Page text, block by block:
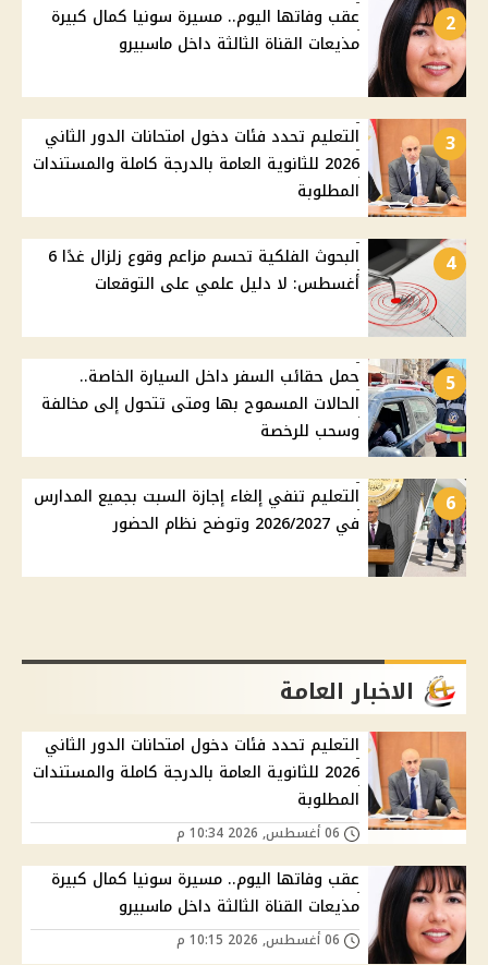
2
عقب وفاتها اليوم.. مسيرة سونيا كمال كبيرة
مذيعات القناة الثالثة داخل ماسبيرو
3
التعليم تحدد فئات دخول امتحانات الدور الثاني
2026 للثانوية العامة بالدرجة كاملة والمستندات
المطلوبة
4
البحوث الفلكية تحسم مزاعم وقوع زلزال غدًا 6
أغسطس: لا دليل علمي على التوقعات
5
حمل حقائب السفر داخل السيارة الخاصة..
الحالات المسموح بها ومتى تتحول إلى مخالفة
وسحب للرخصة
6
التعليم تنفي إلغاء إجازة السبت بجميع المدارس
في 2026/2027 وتوضح نظام الحضور
الاخبار العامة
التعليم تحدد فئات دخول امتحانات الدور الثاني
2026 للثانوية العامة بالدرجة كاملة والمستندات
المطلوبة
عقب وفاتها اليوم.. مسيرة سونيا كمال كبيرة
مذيعات القناة الثالثة داخل ماسبيرو